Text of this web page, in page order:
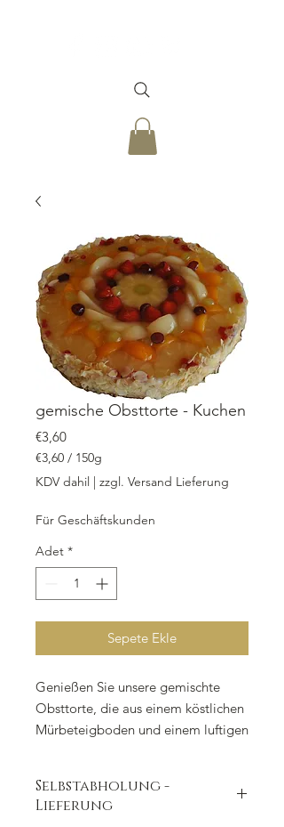
gemische Obsttorte - Kuchen
€3,60Fiyat
€3,60 / 150g
150
Gram
€3,60
KDV dahil | zzgl. Versand Lieferung
Für Geschäftskunden
Adet *
Sepete Ekle
Genießen Sie unsere gemischte
Obsttorte, die aus einem köstlichen
Mürbeteigboden und einem luftigen
cremige Vanillecreme und eine
Auswahl frischer, gemischter
Selbstabholung -
Lieferung